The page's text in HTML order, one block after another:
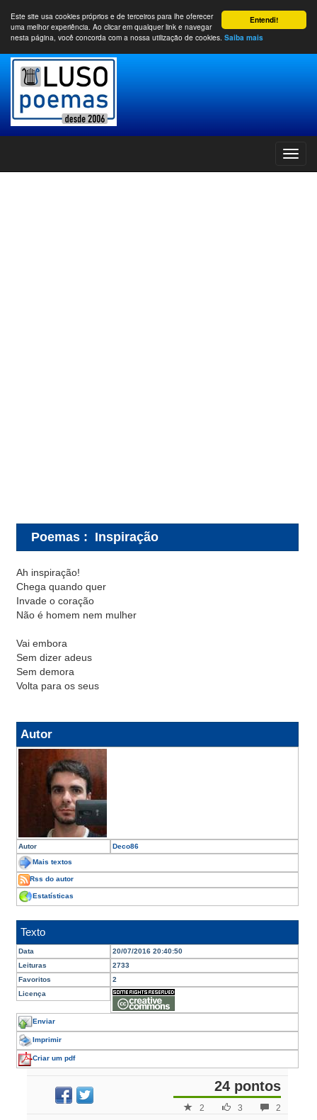
Entendi!
Este site usa cookies próprios e de terceiros para lhe oferecer
uma melhor experiência. Ao clicar em qualquer link e navegar
nesta página, você concorda com a nossa utilização de cookies. Saiba mais
Poemas : Inspiração
Ah inspiração!
Chega quando quer
Invade o coração
Não é homem nem mulher
Vai embora
Sem dizer adeus
Sem demora
Volta para os seus
Autor
Autor Deco86
Mais textos
Rss do autor
Estatísticas
Texto
Data
20/07/2016 20:40:50
Leituras
2733
Favoritos
2
Licença
Enviar
Imprimir
Criar um pdf
24 pontos
2
3
2